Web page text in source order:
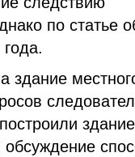
по статье
здание
здание